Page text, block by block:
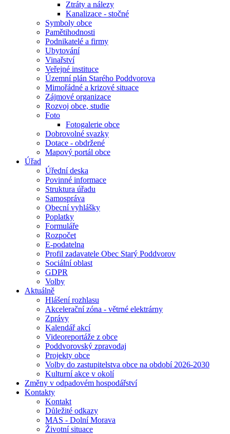
Ztráty a nálezy
Kanalizace - stočné
Symboly obce
Pamětihodnosti
Podnikatelé a firmy
Ubytování
Vinařství
Veřejné instituce
Územní plán Starého Poddvorova
Mimořádné a krizové situace
Zájmové organizace
Rozvoj obce, studie
Foto
Fotogalerie obce
Dobrovolné svazky
Dotace - obdržené
Mapový portál obce
Úřad
Úřední deska
Povinné informace
Struktura úřadu
Samospráva
Obecní vyhlášky
Poplatky
Formuláře
Rozpočet
E-podatelna
Profil zadavatele Obec Starý Poddvorov
Sociální oblast
GDPR
Volby
Aktuálně
Hlášení rozhlasu
Akcelerační zóna - větrné elektrárny
Zprávy
Kalendář akcí
Videoreportáže z obce
Poddvorovský zpravodaj
Projekty obce
Volby do zastupitelstva obce na období 2026-2030
Kulturní akce v okolí
Změny v odpadovém hospodářství
Kontakty
Kontakt
Důležité odkazy
MAS - Dolní Morava
Životní situace